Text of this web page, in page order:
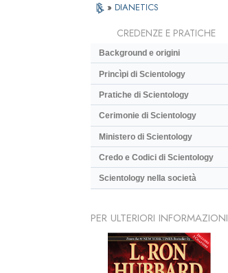
» DIANETICS
CREDENZE E PRATICHE
Background e origini
Princìpi di Scientology
Pratiche di Scientology
Cerimonie di Scientology
Ministero di Scientology
Credo e Codici di Scientology
Scientology nella società
PER ULTERIORI INFORMAZIONI